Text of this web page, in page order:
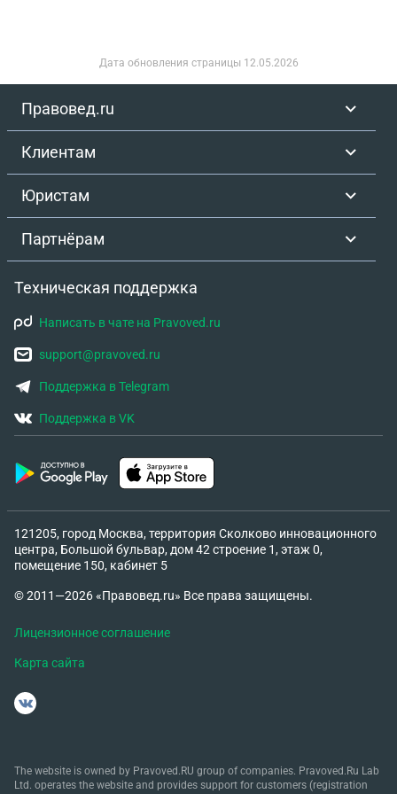
Дата обновления страницы 12.05.2026
Правовед.ru
Клиентам
Юристам
Партнёрам
Техническая поддержка
Написать в чате на Pravoved.ru
support@pravoved.ru
Поддержка в Telegram
Поддержка в VK
121205, город Москва, территория Сколково инновационного
центра, Большой бульвар, дом 42 строение 1, этаж 0,
помещение 150, кабинет 5
© 2011—2026 «Правовед.ru» Все права защищены.
Лицензионное соглашение
Карта сайта
The website is owned by Pravoved.RU group of companies. Pravoved.Ru Lab
Ltd. operates the website and provides support for customers (registration